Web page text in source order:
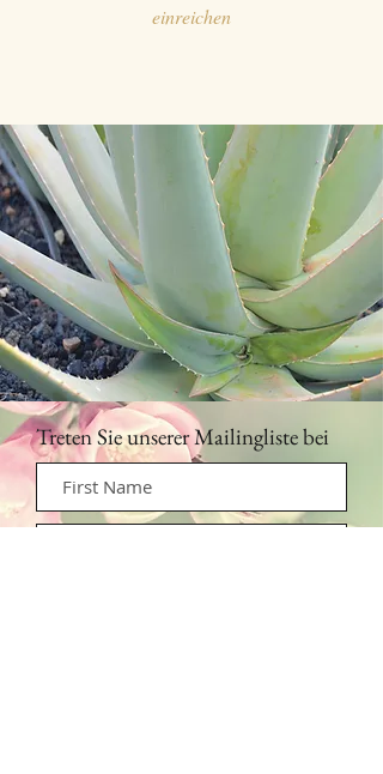
einreichen
Treten Sie unserer Mailingliste bei